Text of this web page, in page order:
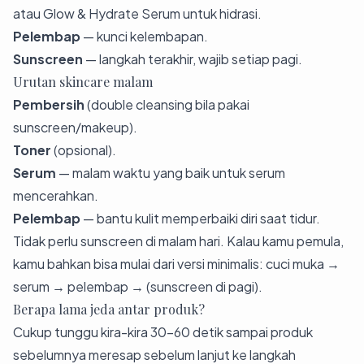
atauGlow & Hydrate Serumuntuk hidrasi.
Pelembap— kunci kelembapan.
Sunscreen — langkah terakhir, wajib setiap pagi.
Urutan skincare malam
Pembersih(double cleansing bila pakai
sunscreen/makeup).
Toner(opsional).
Serum — malam waktu yang baik untuk serum
mencerahkan.
Pelembap— bantu kulit memperbaiki diri saat tidur.
Tidak perlu sunscreen di malam hari. Kalau kamu pemula,
kamu bahkan bisa mulai dari versi minimalis: cuci muka →
serum → pelembap → (sunscreen di pagi).
Berapa lama jeda antar produk?
Cukup tunggu kira-kira 30–60 detik sampai produk
sebelumnya meresap sebelum lanjut ke langkah